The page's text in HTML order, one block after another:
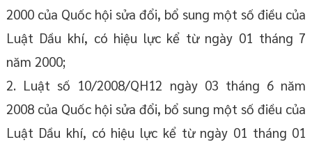
2000 của Quốc hội sửa đổi, bổ sung một số điều của
Luật Dầu khí, có hiệu lực kể từ ngày 01 tháng 7
năm 2000;
2. Luật số 10/2008/QH12 ngày 03 tháng 6 năm
2008 của Quốc hội sửa đổi, bổ sung một số điều của
Luật Dầu khí, có hiệu lực kể từ ngày 01 tháng 01